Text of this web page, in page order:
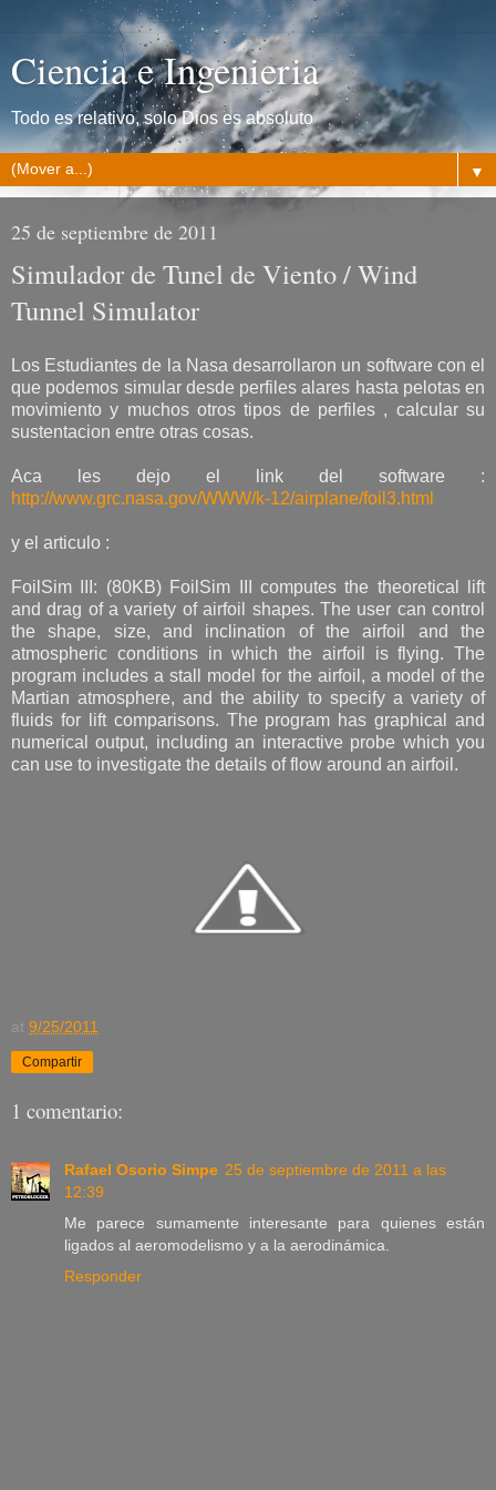
Ciencia e Ingenieria
Todo es relativo, solo Dios es absoluto
▼
25 de septiembre de 2011
Simulador de Tunel de Viento / Wind
Tunnel Simulator
Los Estudiantes de la Nasa desarrollaron un software con el
que podemos simular desde perfiles alares hasta pelotas en
movimiento y muchos otros tipos de perfiles , calcular su
sustentacion entre otras cosas.
Aca les dejo el link del software :
http://www.grc.nasa.gov/WWW/k-12/airplane/foil3.html
y el articulo :
FoilSim III: (80KB) FoilSim III computes the theoretical lift
and drag of a variety of airfoil shapes. The user can control
the shape, size, and inclination of the airfoil and the
atmospheric conditions in which the airfoil is flying. The
program includes a stall model for the airfoil, a model of the
Martian atmosphere, and the ability to specify a variety of
fluids for lift comparisons. The program has graphical and
numerical output, including an interactive probe which you
can use to investigate the details of flow around an airfoil.
at 9/25/2011
Compartir
1 comentario:
Rafael Osorio Simpe 25 de septiembre de 2011 a las
12:39
Me parece sumamente interesante para quienes están
ligados al aeromodelismo y a la aerodinámica.
Responder